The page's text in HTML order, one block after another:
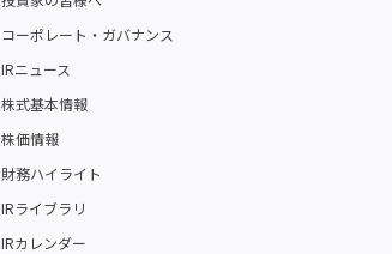
コーポレート・ガバナンス
IRニュース
株式基本情報
株価情報
財務ハイライト
IRライブラリ
IRカレンダー